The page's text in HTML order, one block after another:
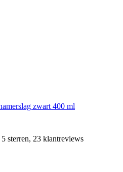
zwart 400 ml
sterren, 23 klantreviews